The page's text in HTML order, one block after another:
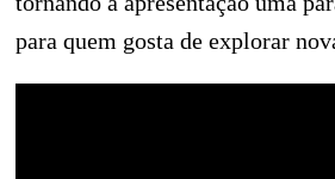
para quem gosta de explorar